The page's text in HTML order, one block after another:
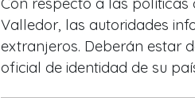
Valledor, las autoridades
extranjeros. Deberán estar
oficial de identidad de su